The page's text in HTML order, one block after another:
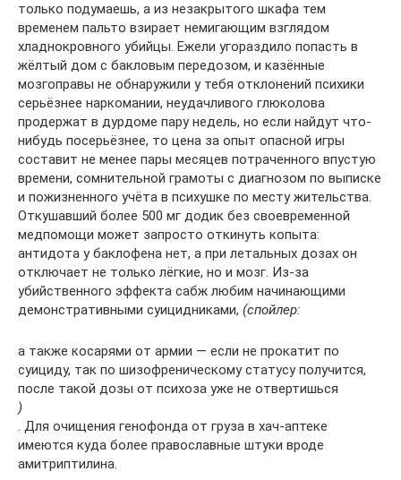
только подумаешь, а из незакрытого шкафа тем
временем пальто взирает немигающим взглядом
хладнокровного убийцы. Ежели угораздило попасть в
жёлтый дом с бакловым передозом, и казённые
мозгоправы не обнаружили у тебя отклонений психики
серьёзнее наркомании, неудачливого глюколова
продержат в дурдоме пару недель, но если найдут что-
нибудь посерьёзнее, то цена за опыт опасной игры
составит не менее пары месяцев потраченного впустую
времени, сомнительной грамоты с диагнозом по выписке
и пожизненного учёта в психушке по месту жительства.
Откушавший более 500 мг додик без своевременной
медпомощи может запросто откинуть копыта:
антидота у баклофена нет, а при летальных дозах он
отключает не только лёгкие, но и мозг. Из-за
убийственного эффекта сабж любим начинающими
демонстративными суицидниками, (спойлер:
а также косарями от армии — если не прокатит по
суициду, так по шизофреническому статусу получится,
после такой дозы от психоза уже не отвертишься
)
. Для очищения генофонда от груза в хач-аптеке
имеются куда более православные штуки вроде
амитриптилина.